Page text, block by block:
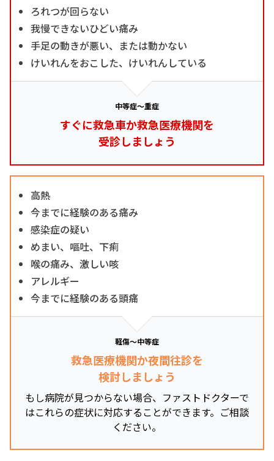
ろれつが回らない
我慢できないひどい痛み
手足の動きが悪い、または動かない
けいれんをおこした、けいれんしている
中等症～重症
すぐに救急車か救急医療機関を
受診しましょう
高熱
今までに経験のある痛み
感染症の疑い
めまい、嘔吐、下痢
喉の痛み、激しい咳
アレルギー
今までに経験のある頭痛
軽傷～中等症
救急医療機関か夜間往診を
検討しましょう
もし病院が見つからない場合、ファストドクターで
はこれらの症状に対応することができます。ご相談
ください。